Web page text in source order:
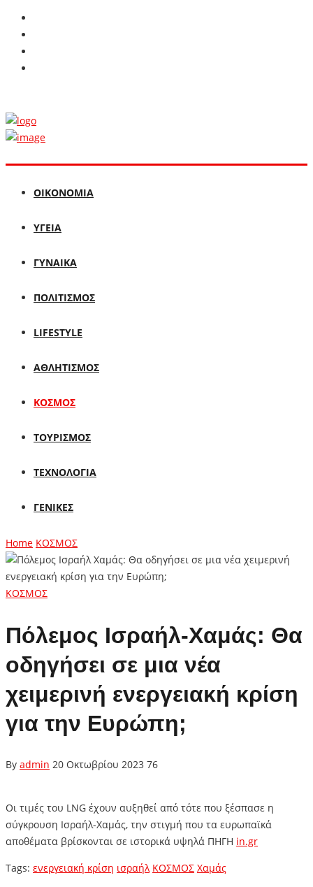
ΟΙΚΟΝΟΜΙΑ
ΥΓΕΙΑ
ΓΥΝΑΙΚΑ
ΠΟΛΙΤΙΣΜΟΣ
LIFESTYLE
ΑΘΛΗΤΙΣΜΟΣ
ΚΟΣΜΟΣ
ΤΟΥΡΙΣΜΟΣ
ΤΕΧΝΟΛΟΓΙΑ
ΓΕΝΙΚΕΣ
Home ΚΟΣΜΟΣ
ΚΟΣΜΟΣ
Πόλεμος Ισραήλ-Χαμάς: Θα
οδηγήσει σε μια νέα
χειμερινή ενεργειακή κρίση
για την Ευρώπη;
By admin 20 Οκτωβρίου 2023 76
Οι τιμές του LNG έχουν αυξηθεί από τότε που ξέσπασε η
σύγκρουση Ισραήλ-Χαμάς, την στιγμή που τα ευρωπαϊκά
αποθέματα βρίσκονται σε ιστορικά υψηλά ΠΗΓΗ in.gr
Tags: ενεργειακή κρίση ισραήλ ΚΟΣΜΟΣ Χαμάς